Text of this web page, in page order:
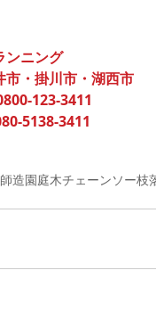
ンニング
市・掛川市・湖西市
123-3411
080-5138-3411
造園庭木チェーンソー枝